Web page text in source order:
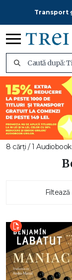
Transport
8 cărți / 1
Filtează